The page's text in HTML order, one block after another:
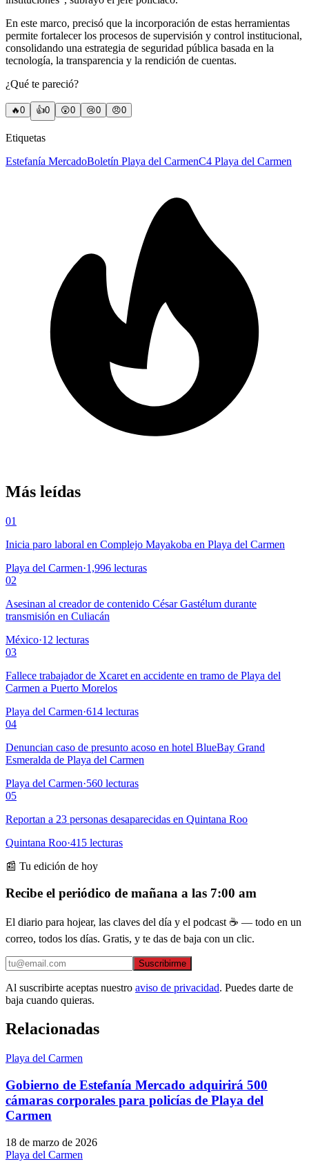
En este marco, precisó que la incorporación de estas herramientas
permite fortalecer los procesos de supervisión y control institucional,
consolidando una estrategia de seguridad pública basada en la
tecnología, la transparencia y la rendición de cuentas.
¿Qué te pareció?
🔥0 👍0 😲0 😢0 😠0
Etiquetas
Estefanía MercadoBoletín Playa del CarmenC4 Playa del Carmen
Más leídas
01
Inicia paro laboral en Complejo Mayakoba en Playa del Carmen
Playa del Carmen·1,996 lecturas
02
Asesinan al creador de contenido César Gastélum durante
transmisión en Culiacán
México·12 lecturas
03
Fallece trabajador de Xcaret en accidente en tramo de Playa del
Carmen a Puerto Morelos
Playa del Carmen·614 lecturas
04
Denuncian caso de presunto acoso en hotel BlueBay Grand
Esmeralda de Playa del Carmen
Playa del Carmen·560 lecturas
05
Reportan a 23 personas desaparecidas en Quintana Roo
Quintana Roo·415 lecturas
📰 Tu edición de hoy
Recibe el periódico de mañana a las 7:00 am
El diario para hojear, las claves del día y el podcast ☕ — todo en un
correo, todos los días. Gratis, y te das de baja con un clic.
Suscribirme
Al suscribirte aceptas nuestro aviso de privacidad. Puedes darte de
baja cuando quieras.
Relacionadas
Playa del Carmen
Gobierno de Estefanía Mercado adquirirá 500
cámaras corporales para policías de Playa del
Carmen
18 de marzo de 2026
Playa del Carmen